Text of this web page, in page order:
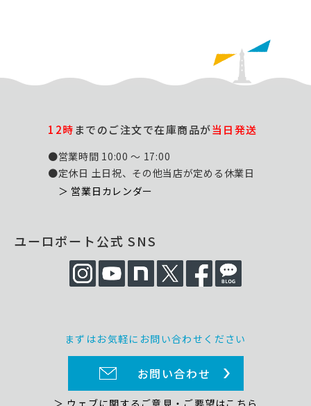
12時までのご注文で在庫商品が当日発送
●営業時間 10:00 ～ 17:00
●定休日 土日祝、その他当店が定める休業日
＞ 営業日カレンダー
ユーロポート公式 SNS
まずはお気軽にお問い合わせください
お問い合わせ
＞ ウェブに関するご意見・ご要望はこちら